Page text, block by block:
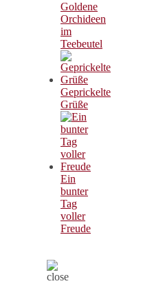
Goldene
Orchideen
im
Teebeutel
Geprickelte
Grüße
Ein
bunter
Tag
voller
Freude